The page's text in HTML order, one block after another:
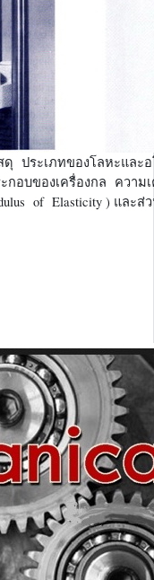
ดุ ประเภทของโลหะแล
กอบของเครื่องกล ความ
of Elasticity ) และส่